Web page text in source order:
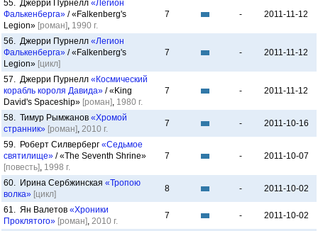
55. Джерри Пурнелл «Легион
Фалькенберга» / «Falkenberg's
Legion» [роман], 1990 г.
7 - 2011-11-12
56. Джерри Пурнелл «Легион
Фалькенберга» / «Falkenberg's
Legion» [цикл]
7 - 2011-11-12
57. Джерри Пурнелл «Космический
корабль короля Давида» / «King
David's Spaceship» [роман], 1980 г.
7 - 2011-11-12
58. Тимур Рымжанов «Хромой
странник» [роман], 2010 г.
7 - 2011-10-16
59. Роберт Силверберг «Седьмое
святилище» / «The Seventh Shrine»
[повесть], 1998 г.
7 - 2011-10-07
60. Ирина Сербжинская «Тропою
волка» [цикл]
8 - 2011-10-02
61. Ян Валетов «Хроники
Проклятого» [роман], 2010 г.
7 - 2011-10-02